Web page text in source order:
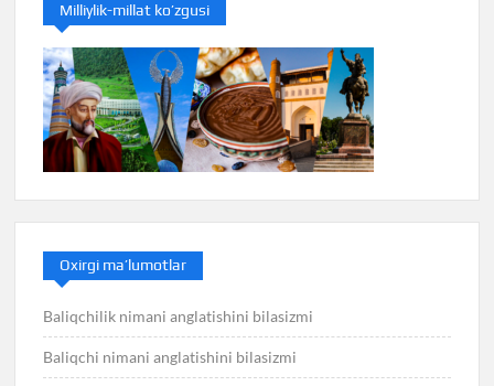
Milliylik-millat ko’zgusi
Oxirgi ma’lumotlar
Baliqchilik nimani anglatishini bilasizmi
Baliqchi nimani anglatishini bilasizmi